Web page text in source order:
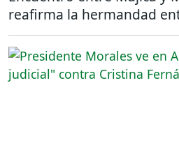
reafirma la hermandad